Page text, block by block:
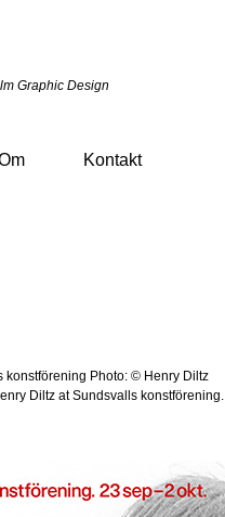
Graphic Design
Kontakt
konstförening Photo: © Henry Diltz
Diltz at Sundsvalls konstförening.